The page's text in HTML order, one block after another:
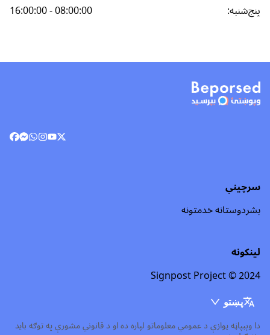
پنج‌شنبه:
16:00:00 - 08:00:00
سرچینې
بشردوستانه خدمتونه
لینکونه
Signpost Project © 2024
پښتو
دا وېبپاڼه یوازې د عمومي معلوماتو لپاره ده او د قانوني مشورې په توګه باید